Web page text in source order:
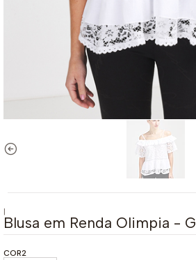
|
Blusa em Renda Olimpia -
COR2